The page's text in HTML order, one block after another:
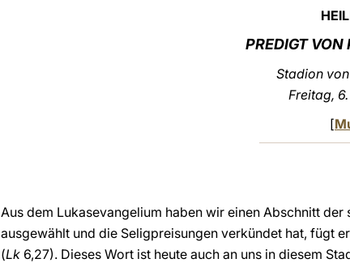
PREDIGT
Stadion
Freitag,
[
Aus dem Lukasevangelium haben wir einen Abschnitt
ausgewählt und die Seligpreisungen verkündet hat, fügt
(Lk 6,27). Dieses Wort ist heute auch an uns in diesem